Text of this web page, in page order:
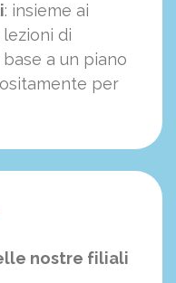
: insieme ai
lezioni di
a un piano
per
nostre filiali